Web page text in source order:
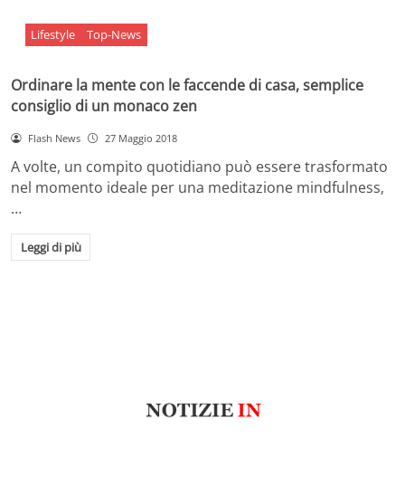
Lifestyle Top-News
Ordinare la mente con le faccende di casa, semplice
consiglio di un monaco zen
Flash News 27 Maggio 2018
A volte, un compito quotidiano può essere trasformato
nel momento ideale per una meditazione mindfulness,
…
Leggi di più